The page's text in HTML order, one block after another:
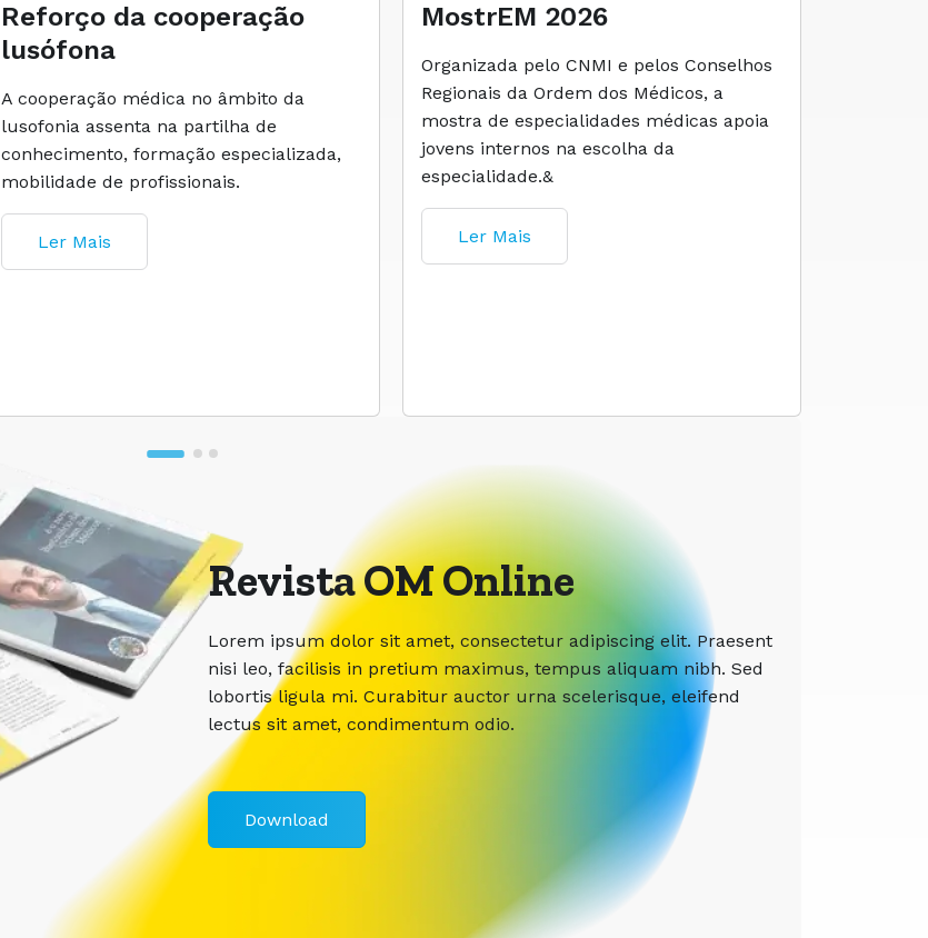
Reforço da cooperação
lusófona
A cooperação médica no âmbito da
lusofonia assenta na partilha de
conhecimento, formação especializada,
mobilidade de profissionais.
Ler Mais
MostrEM 2026
Organizada pelo CNMI e pelos Conselhos
Regionais da Ordem dos Médicos, a
mostra de especialidades médicas apoia
jovens internos na escolha da
especialidade.&
Ler Mais
Revista OM Online
Lorem ipsum dolor sit amet, consectetur adipiscing elit. Praesent
nisi leo, facilisis in pretium maximus, tempus aliquam nibh. Sed
lobortis ligula mi. Curabitur auctor urna scelerisque, eleifend
lectus sit amet, condimentum odio.
Download